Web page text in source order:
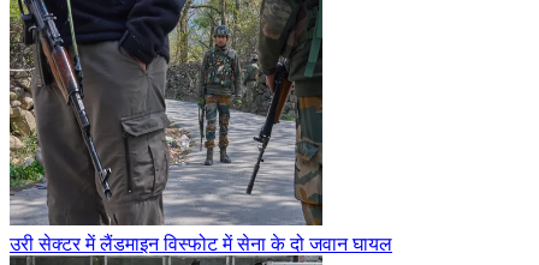
उरी सेक्टर में लैंडमाइन विस्फोट में सेना के दो जवान घायल